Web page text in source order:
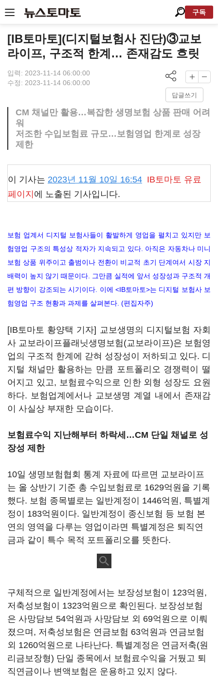
구독
[IB토마토](디지털보험사 진단)③교보
라이프, 구조적 한계… 존재감도 흐릿
입력: 2023-11-14 06:00:00
수정: 2023-11-14 06:00:00
답글쓰기
CM 채널만 활용…복잡한 생명보험 상품 판매 어려
워
저조한 수입보험료 규모…보험영업 한계로 성장
제한
이 기사는 2023년 11월 10일 16:54 IB토마토 유료
페이지 에 노출된 기사입니다.
보험 업계서 디지털 보험사들이 활발하게 영업을 펼치고 있지만 보
험영업 구조의 특성상 적자가 지속되고 있다. 아직은 자동차나 미니
보험 상품 위주이고 출범이나 전환이 비교적 초기 단계여서 시장 지
배력이 높지 않기 때문이다. 그만큼 실적에 앞서 성장성과 구조적 개
편 방향이 강조되는 시기이다. 이에 <IB토마토>는 디지털 보험사 보
험영업 구조 현황과 과제를 살펴본다. (편집자주)
[IB토마토 황양택 기자] 교보생명의 디지털보험 자회
사 교보라이프플래닛생명보험(교보라이프)은 보험영
업의 구조적 한계에 갇혀 성장성이 저하되고 있다. 디
지털 채널만 활용하는 만큼 포트폴리오 경쟁력이 떨
어지고 있고, 보험료수익으로 인한 외형 성장도 요원
하다. 보험업계에서나 교보생명 계열 내에서 존재감
이 사실상 부재한 모습이다.
보험료수익 지난해부터 하락세…CM 단일 채널로 성
장성 제한
10일 생명보험협회 통계 자료에 따르면 교보라이프
는 올 상반기 기준 총 수입보험료로 1629억원을 기록
했다. 보험 종목별로는 일반계정이 1446억원, 특별계
정이 183억원이다. 일반계정이 종신보험 등 보험 본
연의 영역을 다루는 영업이라면 특별계정은 퇴직연
금과 같이 특수 목적 포트폴리오를 뜻한다.
구체적으로 일반계정에서는 보장성보험이 123억원,
저축성보험이 1323억원으로 확인된다. 보장성보험
은 사망담보 54억원과 사망담보 외 69억원으로 이뤄
졌으며, 저축성보험은 연금보험 63억원과 연금보험
외 1260억원으로 나타난다. 특별계정은 연금저축(원
리금보장형) 단일 종목에서 보험료수익을 거뒀고 퇴
직연금이나 변액보험은 운용하고 있지 않다.